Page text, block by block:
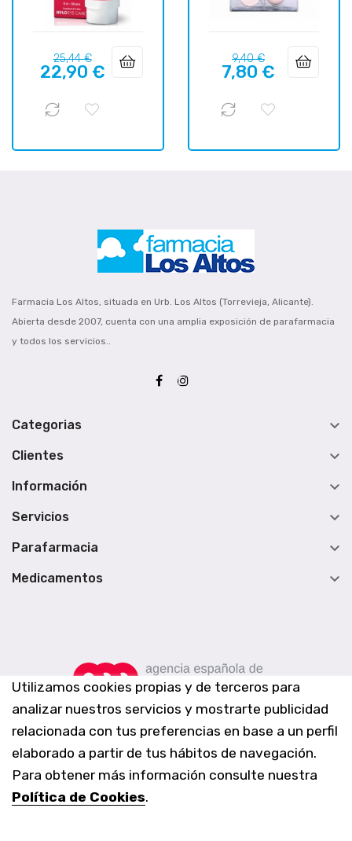
Utilizamos cookies propias y de terceros para
analizar nuestros servicios y mostrarte publicidad
relacionada con tus preferencias en base a un perfil
elaborado a partir de tus hábitos de navegación.
Para obtener más información consulte nuestra
Política de Cookies.
Precio
regular
25,44 €Precio
22,90 €
Precio
regular
9,40 €Precio
7,80 €
Farmacia Los Altos, situada en Urb. Los Altos (Torrevieja, Alicante).
Abierta desde 2007, cuenta con una amplia exposición de parafarmacia
y todos los servicios..
Categorias 
Clientes 
Información 
Servicios 
Parafarmacia 
Medicamentos 